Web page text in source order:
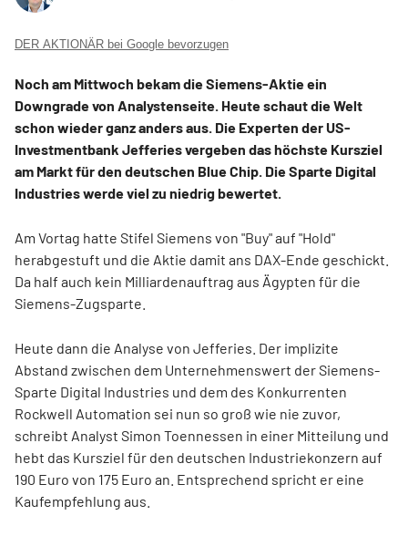
DER AKTIONÄR bei Google bevorzugen
Noch am Mittwoch bekam die Siemens-Aktie ein
Downgrade von Analystenseite. Heute schaut die Welt
schon wieder ganz anders aus. Die Experten der US-
Investmentbank Jefferies vergeben das höchste Kursziel
am Markt für den deutschen Blue Chip. Die Sparte Digital
Industries werde viel zu niedrig bewertet.
Am Vortag hatte Stifel Siemens von "Buy" auf "Hold"
herabgestuft und die Aktie damit ans DAX-Ende geschickt.
Da half auch kein Milliardenauftrag aus Ägypten für die
Siemens-Zugsparte.
Heute dann die Analyse von Jefferies. Der implizite
Abstand zwischen dem Unternehmenswert der Siemens-
Sparte Digital Industries und dem des Konkurrenten
Rockwell Automation sei nun so groß wie nie zuvor,
schreibt Analyst Simon Toennessen in einer Mitteilung und
hebt das Kursziel für den deutschen Industriekonzern auf
190 Euro von 175 Euro an. Entsprechend spricht er eine
Kaufempfehlung aus.